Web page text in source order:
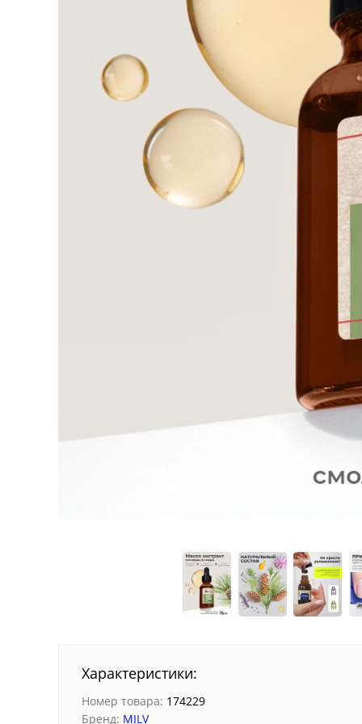
Характеристики:
Номер товара: 174229
Бренд: MILV